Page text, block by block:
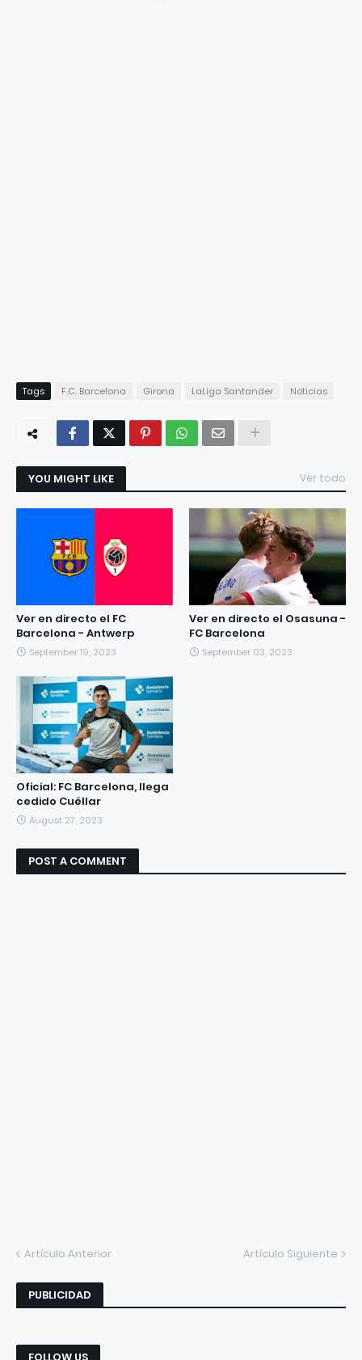
Tags F.C. Barcelona Girona LaLiga Santander Noticias
YOU MIGHT LIKE Ver todo
Ver en directo el FC
Barcelona - Antwerp
September 19, 2023
Ver en directo el Osasuna -
FC Barcelona
September 03, 2023
Oficial: FC Barcelona, llega
cedido Cuéllar
August 27, 2023
POST A COMMENT
Artículo Anterior Artículo Siguiente
PUBLICIDAD